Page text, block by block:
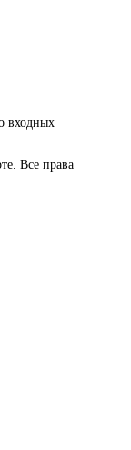
входных
Все права